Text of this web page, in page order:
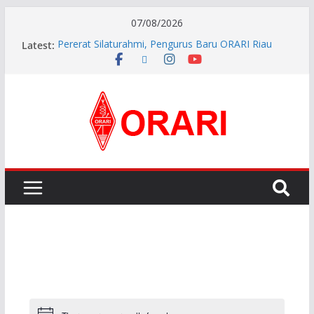
07/08/2026
Latest: Pererat Silaturahmi, Pengurus Baru ORARI Riau
Audiensi dan Siap Bersinergi dengan Diskominfotik
Preparatory Group for WRC-27 )
Aftiyedi Dalimunthe (YC5NNF) Resmi Pimpin ORARI
Lokal Bengkalis 2026–2029, Dikukuhkan Langsung
Ketua Orari Daerah Riau
Riau Beserta Jajaran Hadiri Muslok III Bengkalis